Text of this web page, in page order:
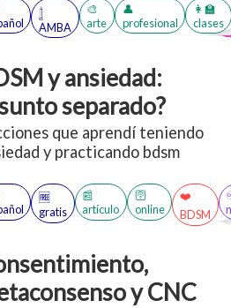
𓉶
AMBA
🎨
arte
👤
profesional
👩‍🏫
clases
y ansiedad:
separado?
que aprendí teniendo
y practicando bdsm
🆓
gratis
📰
artículo
🛜
online
❤️
BDSM
y CNC